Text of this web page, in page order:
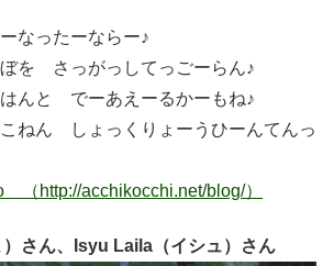
なったーならー♪
を さっがっしてっごーらん♪
んと でーあえーるかーもね♪
ねん しょっくりょーうひーんてんっ
（http://acchikocchi.net/blog/）
さん、Isyu Laila（イシュ）さん